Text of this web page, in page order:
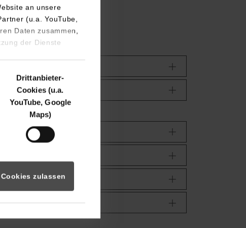
an unsere
(u.a. YouTube,
Daten zusammen,
der Dienste
Drittanbieter-
Cookies (u.a.
YouTube, Google
Maps)
Cookies zulassen
verbinden.